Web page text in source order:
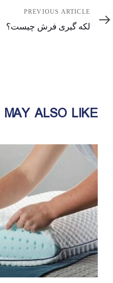
PREVIOUS ARTICLE
لکه گیری فرش چیست؟
ALSO LIKE